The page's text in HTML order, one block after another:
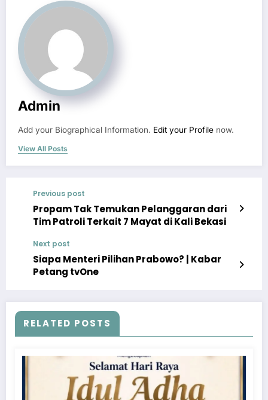
Admin
Add your Biographical Information. Edit your Profile now.
View All Posts
Previous post
Propam Tak Temukan Pelanggaran dari
Tim Patroli Terkait 7 Mayat di Kali Bekasi
Next post
Siapa Menteri Pilihan Prabowo? | Kabar
Petang tvOne
RELATED POSTS